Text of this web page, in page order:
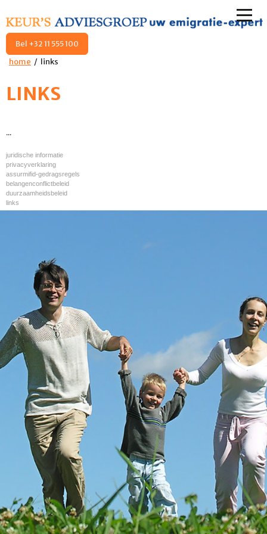
Bel +32 11 555 100
home
links
LINKS
...
juridische informatie
privacyverklaring
assurmifid-gedragsregels
belangenconflictbeleid
duurzaamheidsbeleid
links